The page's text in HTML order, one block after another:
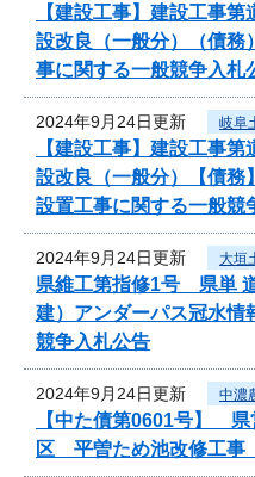
【建設工事】建設工事
設改良（一般分）（債
事に関する一般競争入札
2024年9月24日更新 岐阜
【建設工事】建設工事
設改良（一般分）【債
設置工事に関する一般競
2024年9月24日更新 大垣
県維工第指修1号 県単
建）アンダーパス冠水情
競争入札公告
2024年9月24日更新 中濃
【中た債第0601号】
区 平曽ため池改修工事